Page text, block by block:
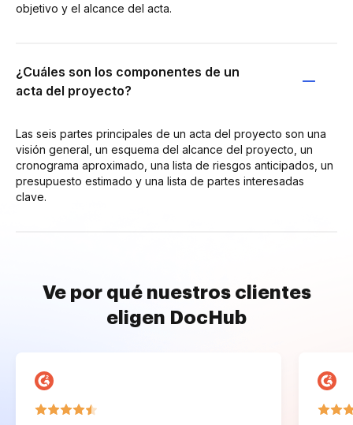
objetivo y el alcance del acta.
¿Cuáles son los componentes de un
acta del proyecto?
Las seis partes principales de un acta del proyecto son una
visión general, un esquema del alcance del proyecto, un
cronograma aproximado, una lista de riesgos anticipados, un
presupuesto estimado y una lista de partes interesadas
clave.
Ve por qué nuestros clientes
eligen DocHub